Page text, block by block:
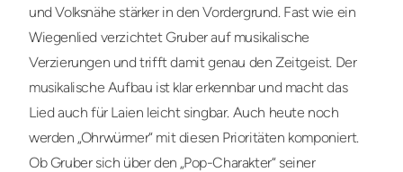
und Volksnähe stärker in den Vordergrund. Fast wie ein
Wiegenlied verzichtet Gruber auf musikalische
Verzierungen und trifft damit genau den Zeitgeist. Der
musikalische Aufbau ist klar erkennbar und macht das
Lied auch für Laien leicht singbar. Auch heute noch
werden „Ohrwürmer“ mit diesen Prioritäten komponiert.
Ob Gruber sich über den „Pop-Charakter“ seiner